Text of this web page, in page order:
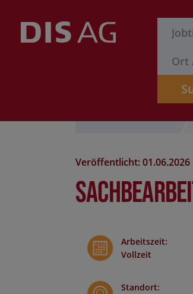
Veröffentlicht: 01.06.2026
Arbeitszeit:
Vollzeit
Standort: